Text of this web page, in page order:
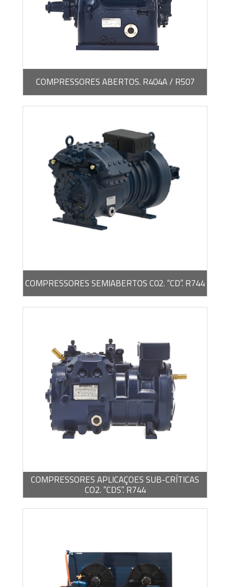
COMPRESSORES ABERTOS. R404A / R507
BROCHURA -PDF / 2,99 MB
COMPRESSORES SEMIABERTOS C02. “CD”. R744
COMPRESSORES APLICAÇOES SUB-CRÍTICAS
CO2. “CDS”. R744
BROCHURA - PDF / 1,92 MB